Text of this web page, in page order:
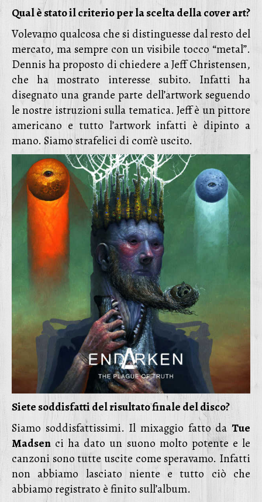
Qual è stato il criterio per la scelta della cover art?
Volevamo qualcosa che si distinguesse dal resto del
mercato, ma sempre con un visibile tocco “metal”.
Dennis ha proposto di chiedere a Jeff Christensen,
che ha mostrato interesse subito. Infatti ha
disegnato una grande parte dell’artwork seguendo
le nostre istruzioni sulla tematica. Jeff è un pittore
americano e tutto l’artwork infatti è dipinto a
mano. Siamo strafelici di com’è uscito.
Siete soddisfatti del risultato finale del disco?
Siamo soddisfattissimi. Il mixaggio fatto da Tue
Madsen ci ha dato un suono molto potente e le
canzoni sono tutte uscite come speravamo. Infatti
non abbiamo lasciato niente e tutto ciò che
abbiamo registrato è finito sull’album.